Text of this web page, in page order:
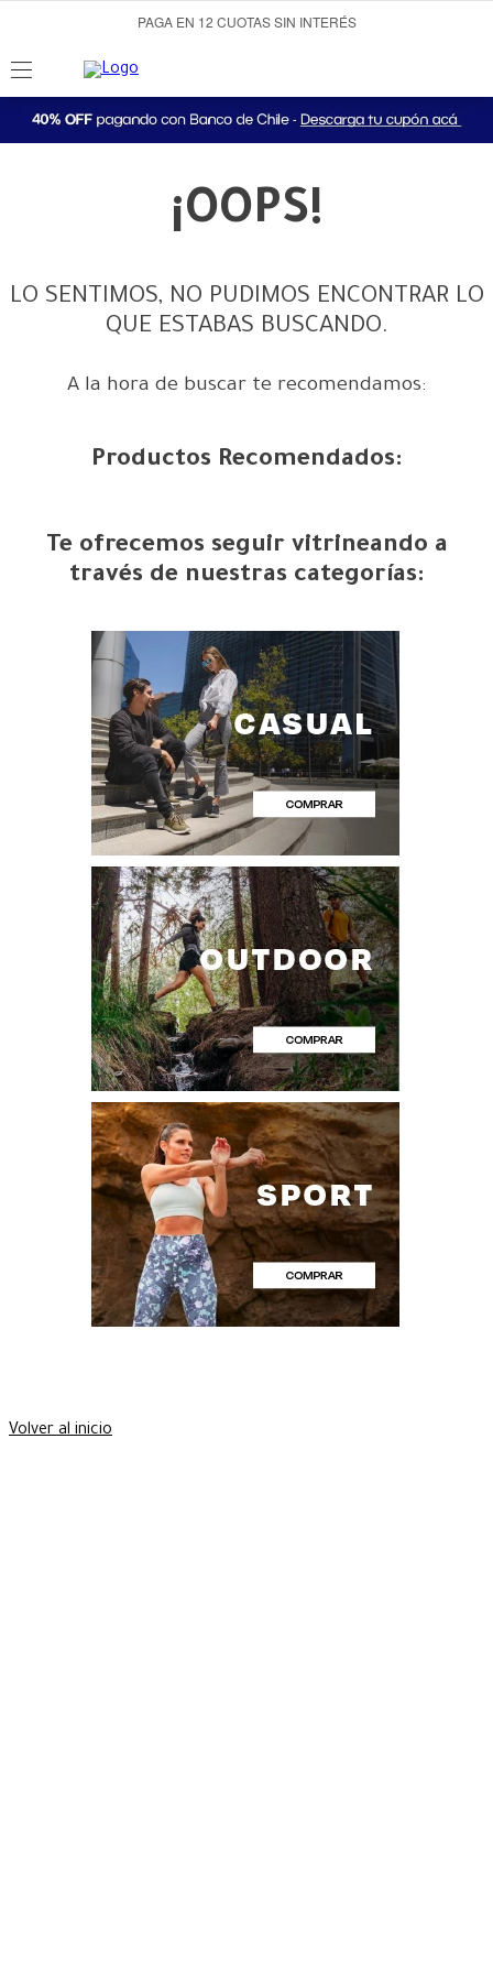
PAGA EN 12 CUOTAS SIN INTERÉS
¡OOPS!
LO SENTIMOS, NO PUDIMOS ENCONTRAR LO
QUE ESTABAS BUSCANDO.
A la hora de buscar te recomendamos:
Productos Recomendados:
Te ofrecemos seguir vitrineando a
través de nuestras categorías:
Volver al inicio